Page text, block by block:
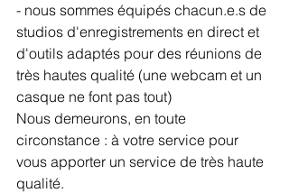
- nous sommes équipés chacun.e.s de
studios d'enregistrements en direct et
d'outils adaptés pour des réunions de
très hautes qualité (une webcam et un
casque ne font pas tout)
Nous demeurons, en toute
circonstance : à votre service pour
vous apporter un service de très haute
qualité.